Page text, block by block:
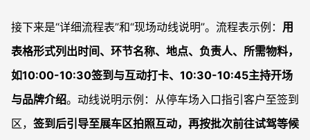
接下来是“详细流程表”和“现场动线说明”。流程表示例： 用
表格形式列出时间、环节名称、地点、负责人、所需物料，
如10:00-10:30签到与互动打卡、10:30-10:45主持开场
与品牌介绍。动线说明示例：从停车场入口指引客户至签到
区， 签到后引导至展车区拍照互动，再按批次前往试驾等候